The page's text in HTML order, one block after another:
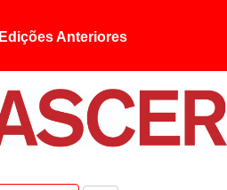
Edições Anteriores